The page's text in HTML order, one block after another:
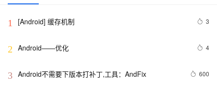
1 [Android] 缓存机制 3
2 Android——优化 4
3 Android不需要下版本打补丁,工具：AndFix 600